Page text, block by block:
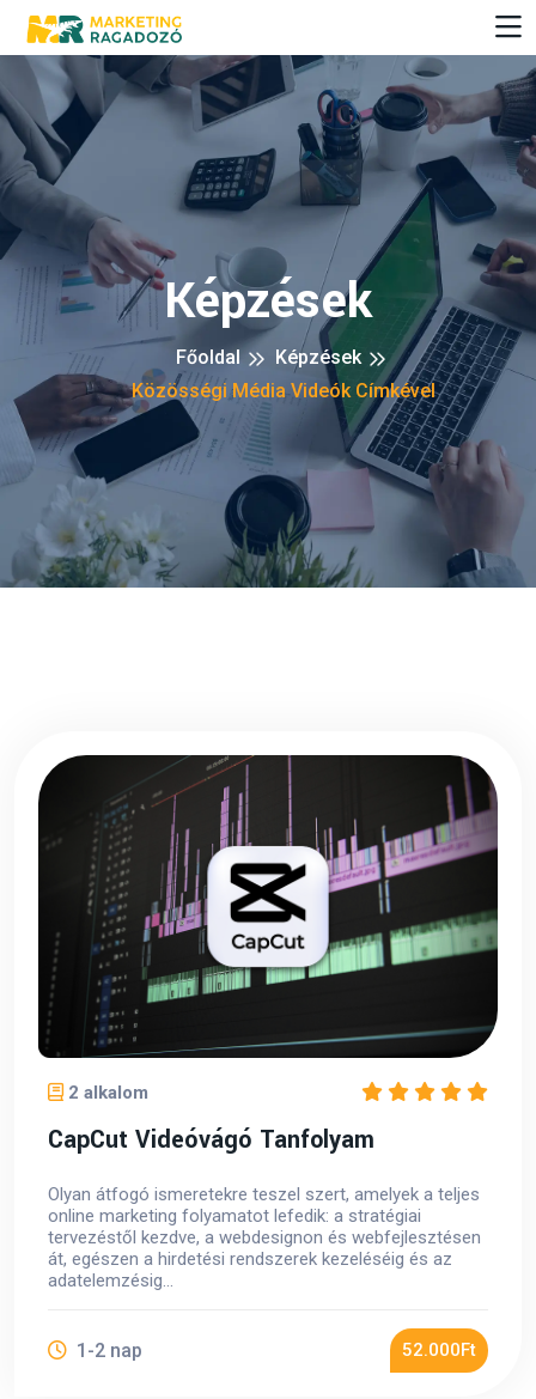
Képzések
Főoldal
Képzések
Közösségi Média Videók Címkével
2 alkalom
CapCut Videóvágó Tanfolyam
Olyan átfogó ismeretekre teszel szert, amelyek a teljes
online marketing folyamatot lefedik: a stratégiai
tervezéstől kezdve, a webdesignon és webfejlesztésen
át, egészen a hirdetési rendszerek kezeléséig és az
adatelemzésig...
1-2 nap 52.000Ft